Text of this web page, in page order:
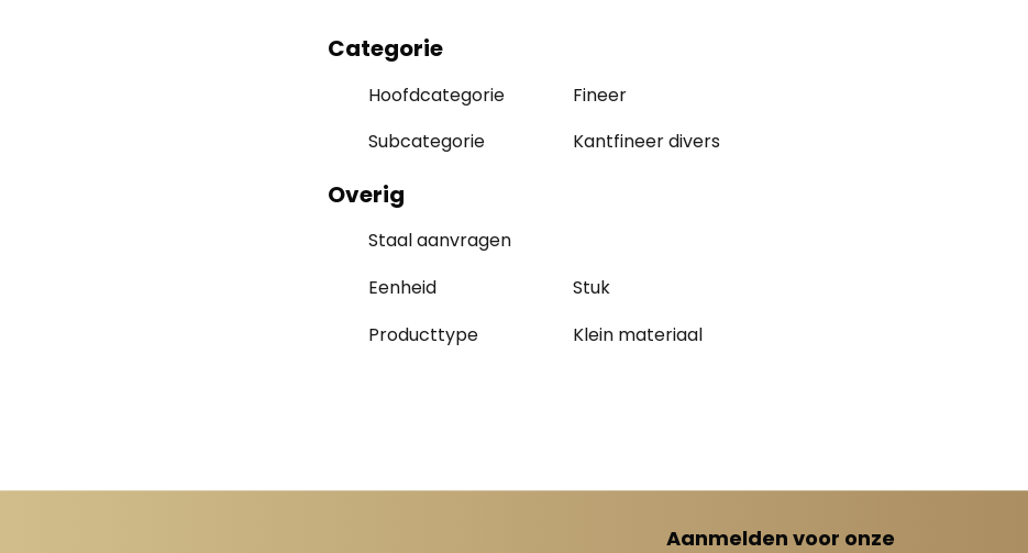
Categorie
Hoofdcategorie
Fineer
Subcategorie
Kantfineer divers
Overig
Staal aanvragen
Eenheid
Stuk
Producttype
Klein materiaal
Aanmelden voor onze